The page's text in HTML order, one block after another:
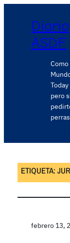
Diario
ASDF
Como
Today
pero
ETIQUETA:
febrero 13,